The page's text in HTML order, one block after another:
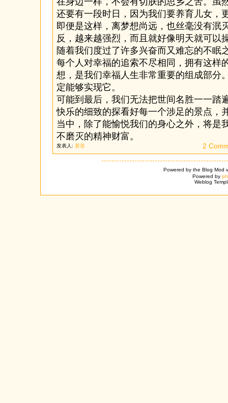
还要有一段时日，因为我们要养育儿女，
即便是这样，离梦想尚远，也丝毫没有泯
反，越来越强烈，而且就好像明天就可以
随着我们度过了许多兴奋而又难忘的不眠
每个人对幸福的追索不尽相同，拥有这样
想，是我们幸福人生非常重要的组成部分
定能够实现它。
可能到最后，我们无法把世间名胜一一踏
快乐的细致的探看好每一个涉足的景点，
当中，除了能愉悦我们的身心之外，将是
不磨灭的精神财富。
发表人: 若谷 2
Powered by the Blog Mod
Powered by
Weblog